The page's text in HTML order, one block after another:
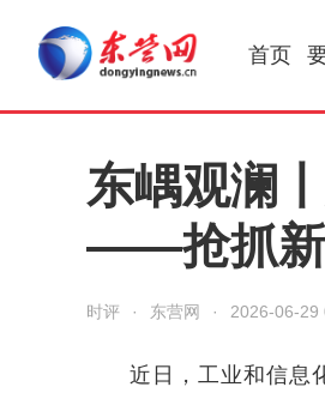
首页
东嵎观澜
——抢抓新
时评 · 东营网 · 2026-06-29
近日，工业和信息